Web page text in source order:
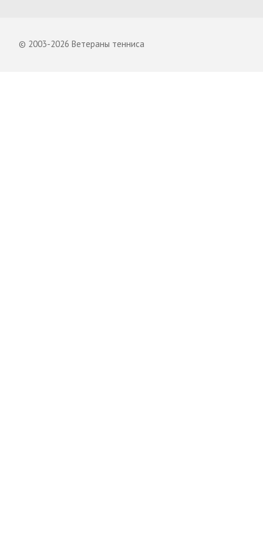
© 2003-2026 Ветераны тенниса